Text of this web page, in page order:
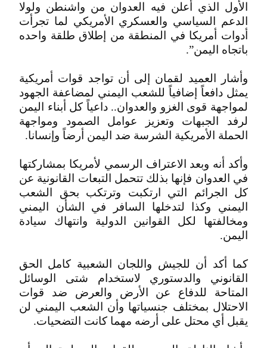
الأول الذي أعلن فيه العدوان من واشنطن ولولا
الدعم السياسي والعسكري الأمريكي لما تجرأت
أدوات أمريكا في المنطقة من إطلاق طلقة واحده
باتجاه اليمن”.
وأشار العميد لقمان إلى أن تواجد قوات أمريكية
يمثل دافعاً إضافياً للشعب اليمني لمضاعفة الجهود
لمواجهة قوى الغزو والعدوان.. داعياً كل أبناء اليمن
لرفد الجبهات وتعزيز عوامل الصمود ومواجهة
الحملة الأمريكية الشرسة ضد اليمن أرضاً وإنسانا.
وأكد أنه وبعد الاعتراف الرسمي لأمريكا بمشاركتها
في العدوان فإنها بذلك تتحمل التبعات القانونية عن
كل الجرائم التي ارتكبت وترتكب بحق الشعب
اليمني وكذا لتدخلها السافر في الشأن اليمني
ومخالفتها لكل القوانين الدولية وانتهاك سيادة
اليمن.
كما أكد أن للجيش واللجان الشعبية كامل الحق
القانوني والدستوري لاستخدام شتى الوسائل
المتاحة للدفاع عن الأرض والعرض ضد قوات
الاحتلال بمختلف جنسياتها وأن الشعب اليمني لن
يقبل أي محتل على أرضه مهما كانت التضحيات.